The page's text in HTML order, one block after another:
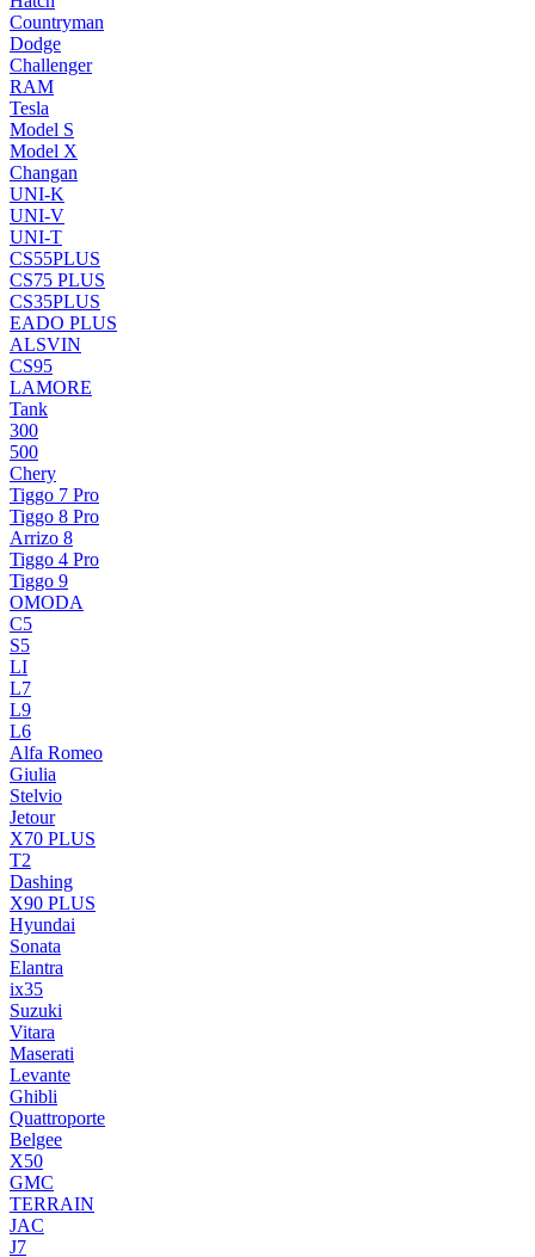
Countryman
Dodge
Challenger
RAM
Tesla
Model S
Model X
Changan
UNI-K
UNI-V
UNI-T
CS55PLUS
CS75 PLUS
CS35PLUS
EADO PLUS
ALSVIN
CS95
LAMORE
Tank
300
500
Chery
Tiggo 7 Pro
Tiggo 8 Pro
Arrizo 8
Tiggo 4 Pro
Tiggo 9
OMODA
C5
S5
LI
L7
L9
L6
Alfa Romeo
Giulia
Stelvio
Jetour
X70 PLUS
T2
Dashing
X90 PLUS
Hyundai
Sonata
Elantra
ix35
Suzuki
Vitara
Maserati
Levante
Ghibli
Quattroporte
Belgee
X50
GMC
TERRAIN
JAC
J7